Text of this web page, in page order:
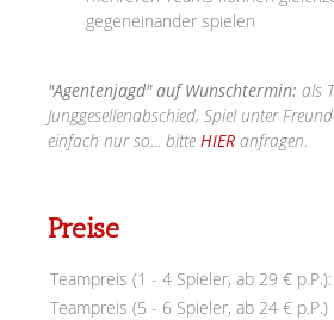
gegeneinander spielen
"Agentenjagd" auf Wunschtermin: als
Junggesellenabschied, Spiel unter
einfach nur so... bitte HIER anfragen.
Preise
Teampreis (1 - 4 Spieler, ab 29 € p.P.):
Teampreis (5 - 6 Spieler, ab 24 € p.P.) :